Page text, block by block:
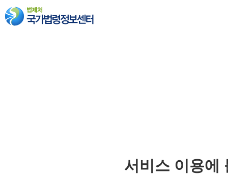
서비스 이용에